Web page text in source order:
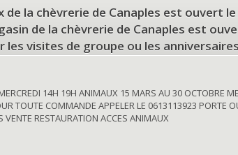
de la chèvrerie de Canaples est ouvert
de la chèvrerie de Canaples est
les visites de groupe ou les
14H 19H ANIMAUX 15 MARS AU 30 OCTOBRE
TOUTE COMMANDE APPELER LE 0613113923 PORTE
RESTAURATION ACCES ANIMAUX